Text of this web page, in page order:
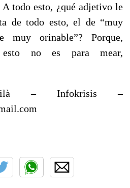
A todo esto, ¿qué adjetivo le
de todo esto, el de “muy
muy orinable”? Porque,
no es para mear,
– Infokrisis –